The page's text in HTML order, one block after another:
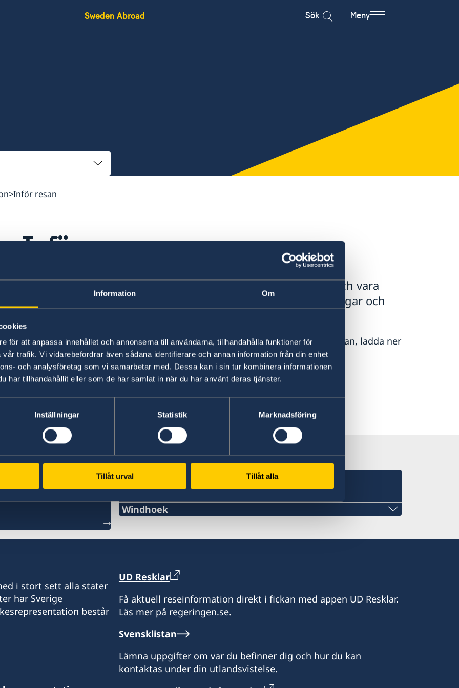
Information Om
för att anpassa innehållet och annonserna till användarna, tillhandahålla funktioner för
trafik. Vi vidarebefordrar även sådana identifierare och annan information från din enhet
och analysföretag som vi samarbetar med. Dessa kan i sin tur kombinera informationen
har tillhandahållit eller som de har samlat in när du har använt deras tjänster.
Inställningar Statistik Marknadsföring
Tillåt urval Tillåt alla
Sweden Abroad Sök Meny
Inför resan
Inför resan
Resenärer bör alltid vara försäkrade, resa med marginaler och vara
beredda på att kunna hantera snabba förändringar, förseningar och
Ambassaden uppmanar svenska resenärer att skriva upp sig på svensklistan, ladda ner
UD Resklar och aktivera notiser för Namibia.
UD Resklar – reseinformation direkt i fickan - Regeringen.se
Svensklistan - Sweden Abroad
Svenska konsulat
Windhoek
Drakensbergstreet 17
please note, open by appointment only
Consulate of Sweden
i stort sett alla stater
har Sverige
består
UD Resklar
Få aktuell reseinformation direkt i fickan med appen UD Resklar.
Läs mer på regeringen.se.
Svensklistan
Lämna uppgifter om var du befinner dig och hur du kan
kontaktas under din utlandsvistelse.